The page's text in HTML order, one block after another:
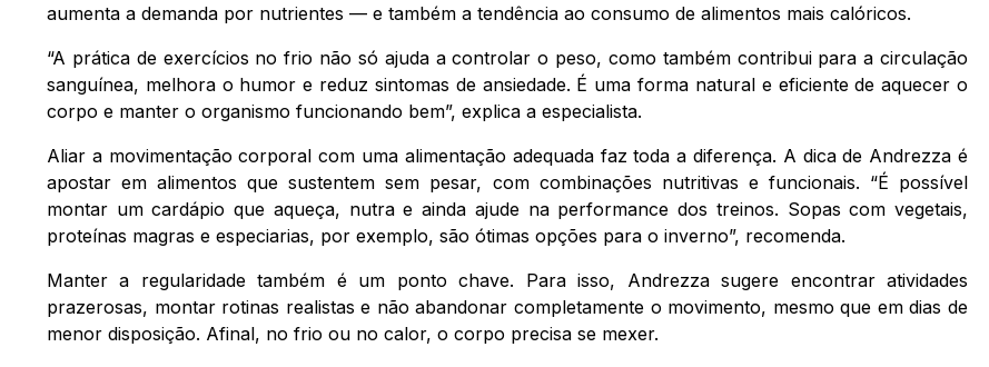
aumenta a demanda por nutrientes — e também a tendência ao consumo de alimentos mais calóricos.
“A prática de exercícios no frio não só ajuda a controlar o peso, como também contribui para a circulação
sanguínea, melhora o humor e reduz sintomas de ansiedade. É uma forma natural e eficiente de aquecer o
corpo e manter o organismo funcionando bem”, explica a especialista.
Aliar a movimentação corporal com uma alimentação adequada faz toda a diferença. A dica de Andrezza é
apostar em alimentos que sustentem sem pesar, com combinações nutritivas e funcionais. “É possível
montar um cardápio que aqueça, nutra e ainda ajude na performance dos treinos. Sopas com vegetais,
proteínas magras e especiarias, por exemplo, são ótimas opções para o inverno”, recomenda.
Manter a regularidade também é um ponto chave. Para isso, Andrezza sugere encontrar atividades
prazerosas, montar rotinas realistas e não abandonar completamente o movimento, mesmo que em dias de
menor disposição. Afinal, no frio ou no calor, o corpo precisa se mexer.